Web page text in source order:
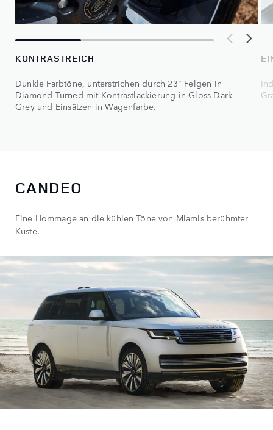
KONTRASTREICH
Dunkle Farbtöne, unterstrichen durch 23" Felgen in
Diamond Turned mit Kontrastlackierung in Gloss Dark
Grey und Einsätzen in Wagenfarbe.
CANDEO
Eine Hommage an die kühlen Töne von Miamis berühmter
Küste.